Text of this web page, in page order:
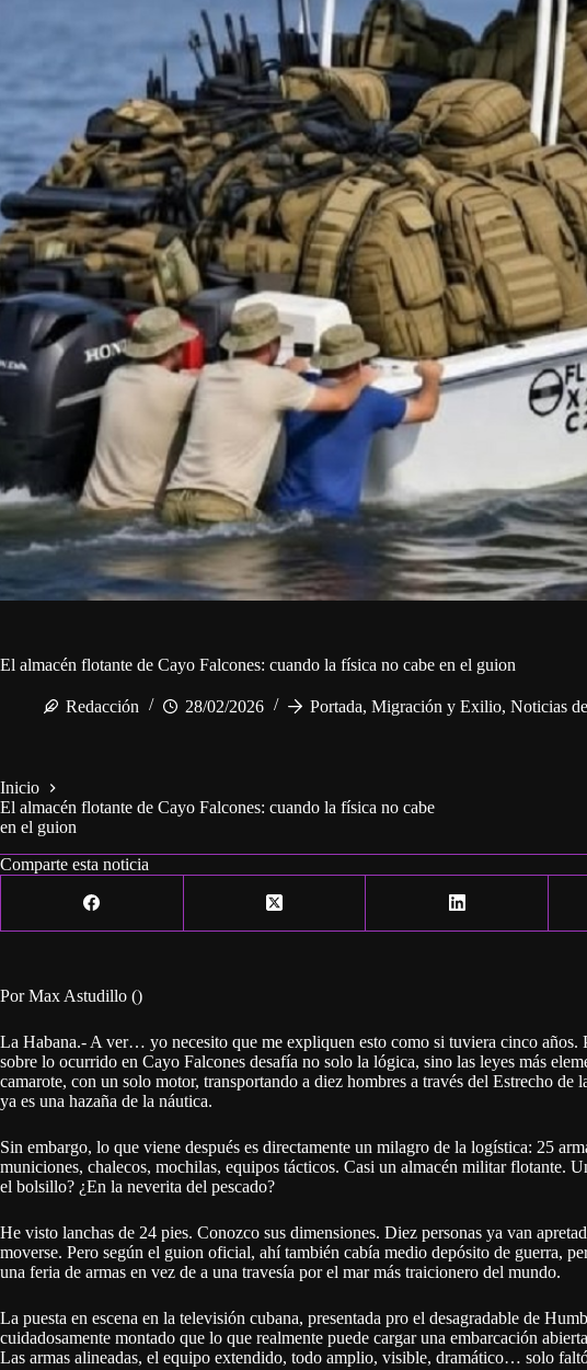
El almacén flotante de Cayo Falcones: cuando la física no cabe en el guion
Redacción 28/02/2026 Portada, Migración y Exilio, Noticias
Inicio
El almacén flotante de Cayo Falcones: cuando la física no cabe
en el guion
Comparte esta noticia
Por Max Astudillo ()
La Habana.- A ver… yo necesito que me expliquen esto como si tuviera cinco
sobre lo ocurrido en Cayo Falcones desafía no solo la lógica, sino las leyes más
camarote, con un solo motor, transportando a diez hombres a través del Estrecho
ya es una hazaña de la náutica.
Sin embargo, lo que viene después es directamente un milagro de la logística: 25
municiones, chalecos, mochilas, equipos tácticos. Casi un almacén militar flotante.
el bolsillo? ¿En la neverita del pescado?
He visto lanchas de 24 pies. Conozco sus dimensiones. Diez personas ya van
moverse. Pero según el guion oficial, ahí también cabía medio depósito de guerra,
una feria de armas en vez de a una travesía por el mar más traicionero del mundo.
La puesta en escena en la televisión cubana, presentada pro el desagradable de
cuidadosamente montado que lo que realmente puede cargar una embarcación
Las armas alineadas, el equipo extendido, todo amplio, visible, dramático… solo